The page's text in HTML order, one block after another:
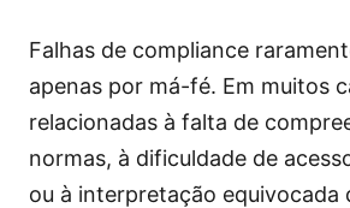
Falhas de compliance
apenas por má-fé. Em muitos
relacionadas à falta de
normas, à dificuldade de
ou à interpretação equivocada